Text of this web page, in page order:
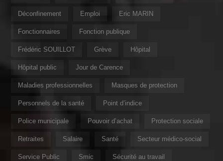
Déconfinement Emploi Eric MARIN
Fonctionnaires Fonction publique
Frédéric SOUILLOT Grève Hôpital
Hôpital public Jour de Carence
Maladies professionnelles Masques de protection
Personnels de la santé Point d’indice
Police municipale Pouvoir d’achat Protection sociale
Retraites Salaire Santé Secteur médico-social
Service Public Smic Sécurité au travail